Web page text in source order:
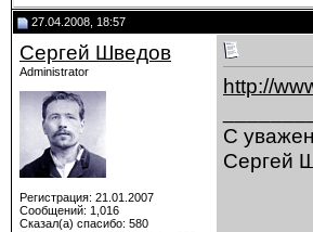
27.04.2008, 18:57
Сергей Шведов
Administrator
Регистрация: 21.01.2007
Сообщений: 1,016
Сказал(а) спасибо: 580
http://
C
Сергей